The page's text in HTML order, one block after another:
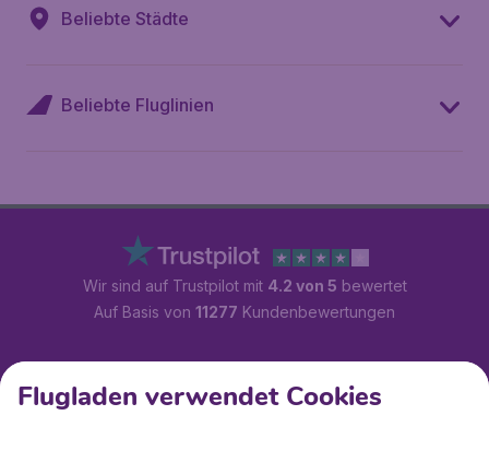
Beliebte Städte
Beliebte Fluglinien
Wir sind auf Trustpilot mit 4.2 von 5 bewertet
Auf Basis von 11277 Kundenbewertungen
Kundenservice
Flugladen verwendet Cookies